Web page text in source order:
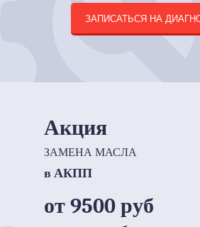
ЗАПИСАТЬСЯ НА
Акция
ЗАМЕНА МАСЛА
в АКПП
от 9500 руб